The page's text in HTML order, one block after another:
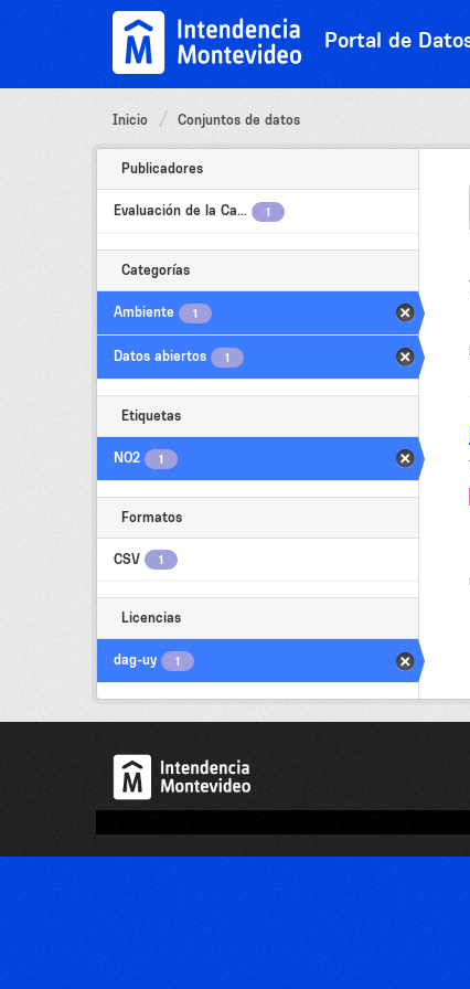
Portal de
Inicio Conjuntos de datos
Publicadores
Evaluación de la Ca... 1
Categorías
Ambiente 1
Datos abiertos 1
Etiquetas
NO2 1
Formatos
CSV 1
Licencias
dag-uy 1